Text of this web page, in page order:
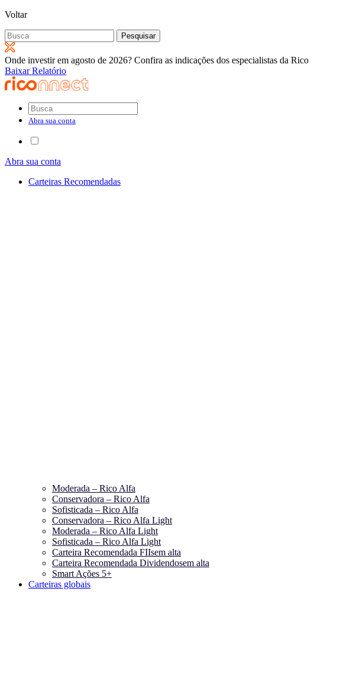
Voltar
Pesquisar
por:
Onde investir em agosto de 2026? Confira as indicações dos especialistas da Rico
Baixar Relatório
Abra sua conta
Abra sua conta
Carteiras Recomendadas
Moderada – Rico Alfa
Conservadora – Rico Alfa
Sofisticada – Rico Alfa
Conservadora – Rico Alfa Light
Moderada – Rico Alfa Light
Sofisticada – Rico Alfa Light
Carteira Recomendada FIIsem alta
Carteira Recomendada Dividendosem alta
Smart Ações 5+
Carteiras globais